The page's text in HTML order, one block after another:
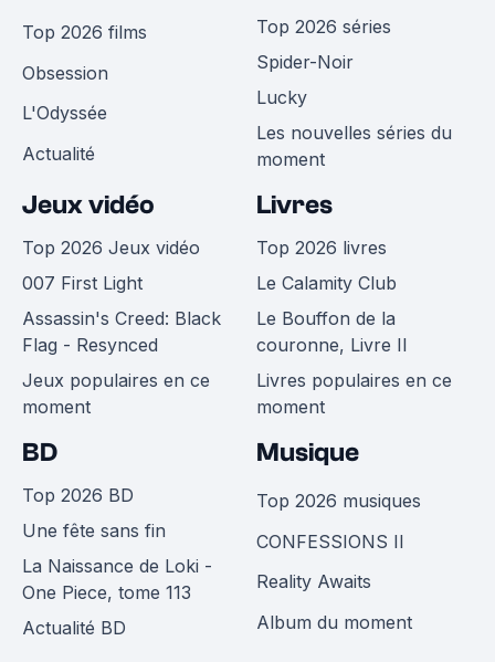
Top 2026 films
Obsession
L'Odyssée
Actualité
Top 2026 séries
Spider-Noir
Lucky
Les nouvelles séries du
moment
Jeux vidéo
Top 2026 Jeux vidéo
007 First Light
Assassin's Creed: Black
Flag - Resynced
Jeux populaires en ce
moment
Livres
Top 2026 livres
Le Calamity Club
Le Bouffon de la
couronne, Livre II
Livres populaires en ce
moment
BD
Top 2026 BD
Une fête sans fin
La Naissance de Loki -
One Piece, tome 113
Actualité BD
Musique
Top 2026 musiques
CONFESSIONS II
Reality Awaits
Album du moment